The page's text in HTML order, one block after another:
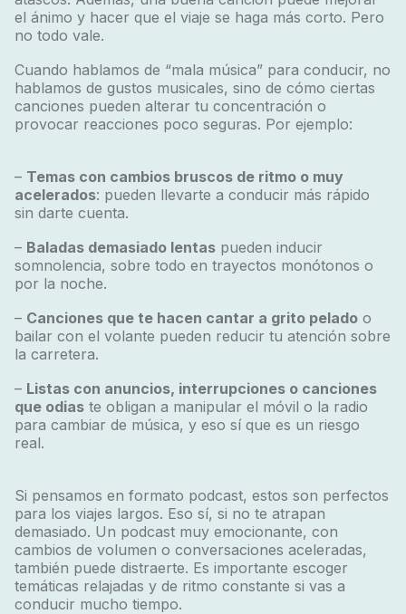
el ánimo y hacer que el viaje se haga más corto. Pero
no todo vale.
Cuando hablamos de “mala música” para conducir, no
hablamos de gustos musicales, sino de cómo ciertas
canciones pueden alterar tu concentración o
provocar reacciones poco seguras. Por ejemplo:
– Temas con cambios bruscos de ritmo o muy
acelerados: pueden llevarte a conducir más rápido
sin darte cuenta.
– Baladas demasiado lentaspueden inducir
somnolencia, sobre todo en trayectos monótonos o
por la noche.
– Canciones que te hacen cantar a grito peladoo
bailar con el volante pueden reducir tu atención sobre
la carretera.
– Listas con anuncios, interrupciones o canciones
que odiaste obligan a manipular el móvil o la radio
para cambiar de música, y eso sí que es un riesgo
real.
Si pensamos en formato podcast, estos son perfectos
para los viajes largos. Eso sí, si no te atrapan
demasiado. Un podcast muy emocionante, con
cambios de volumen o conversaciones aceleradas,
también puede distraerte. Es importante escoger
temáticas relajadas y de ritmo constante si vas a
conducir mucho tiempo.